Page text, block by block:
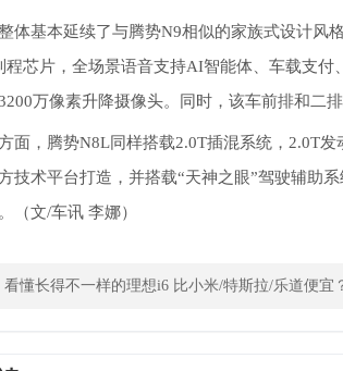
体基本延续了与腾势N9相似的家族式设计风
程芯片，全场景语音支持AI智能体、车载支
万像素升降摄像头。同时，该车前排和二
面，腾势N8L同样搭载2.0T插混系统，2.0T
技术平台打造，并搭载“天神之眼”驾驶辅助
（文/车讯 李娜）
看懂长得不一样的理想i6 比小米/特斯拉/乐道便宜